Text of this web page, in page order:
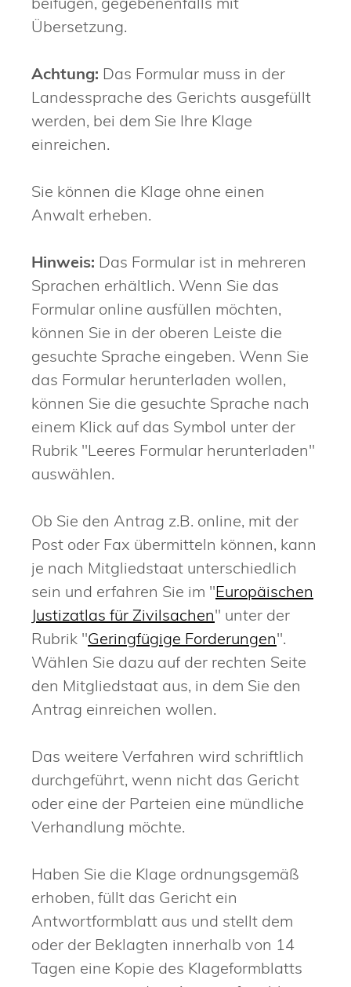
Übersetzung.
Achtung: Das Formular muss in der
Landessprache des Gerichts ausgefüllt
werden, bei dem Sie Ihre Klage
einreichen.
Sie können die Klage ohne einen
Anwalt erheben.
Hinweis: Das Formular ist in mehreren
Sprachen erhältlich. Wenn Sie das
Formular online ausfüllen möchten,
können Sie in der oberen Leiste die
gesuchte Sprache eingeben. Wenn Sie
das Formular herunterladen wollen,
können Sie die gesuchte Sprache nach
einem Klick auf das Symbol unter der
Rubrik "Leeres Formular herunterladen"
auswählen.
Ob Sie den Antrag z.B. online, mit der
Post oder Fax übermitteln können, kann
je nach Mitgliedstaat unterschiedlich
sein und erfahren Sie im "Europäischen
Justizatlas für Zivilsachen" unter der
Rubrik "Geringfügige Forderungen".
Wählen Sie dazu auf der rechten Seite
den Mitgliedstaat aus, in dem Sie den
Antrag einreichen wollen.
Das weitere Verfahren wird schriftlich
durchgeführt, wenn nicht das Gericht
oder eine der Parteien eine mündliche
Verhandlung möchte.
Haben Sie die Klage ordnungsgemäß
erhoben, füllt das Gericht ein
Antwortformblatt aus und stellt dem
oder der Beklagten innerhalb von 14
Tagen eine Kopie des Klageformblatts